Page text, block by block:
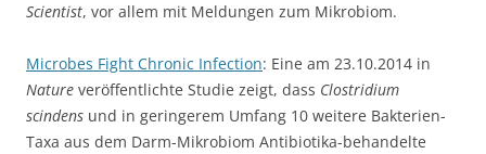
Scientist, vor allem mit Meldungen zum Mikrobiom.
Microbes Fight Chronic Infection: Eine am 23.10.2014 in
Nature veröffentlichte Studie zeigt, dass Clostridium
scindens und in geringerem Umfang 10 weitere Bakterien-
Taxa aus dem Darm-Mikrobiom Antibiotika-behandelte